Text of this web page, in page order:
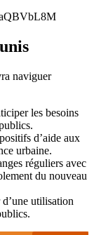
naviguer
les besoins
d’aide aux
urbaine.
réguliers avec
du nouveau
d’une utilisation